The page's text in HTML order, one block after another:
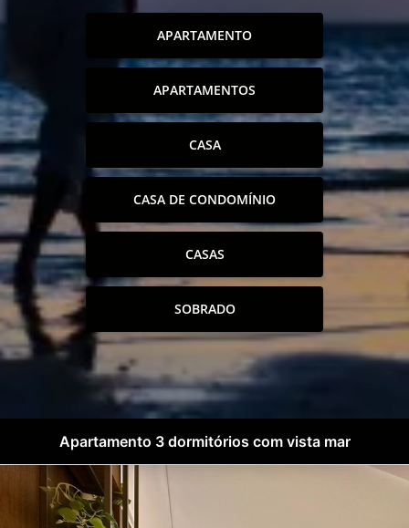
APARTAMENTO
APARTAMENTOS
CASA
CASA DE CONDOMÍNIO
CASAS
SOBRADO
Apartamento 3 dormitórios com vista mar